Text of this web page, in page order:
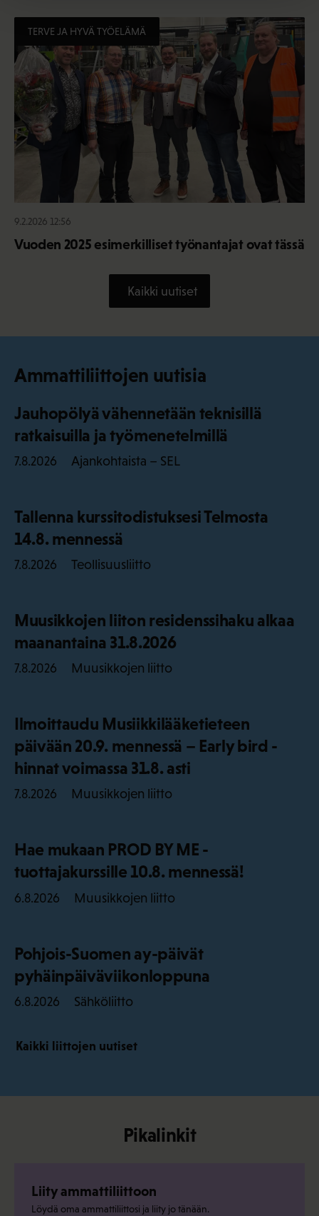
TERVE JA HYVÄ TYÖELÄMÄ
9.2.2026 12:56
Vuoden 2025 esimerkilliset työnantajat ovat tässä
Kaikki uutiset
Ammattiliittojen uutisia
Jauhopölyä vähennetään teknisillä
ratkaisuilla ja työmenetelmillä
7.8.2026 Ajankohtaista – SEL
Tallenna kurssitodistuksesi Telmosta
14.8. mennessä
7.8.2026 Teollisuusliitto
Muusikkojen liiton residenssihaku alkaa
maanantaina 31.8.2026
7.8.2026 Muusikkojen liitto
Ilmoittaudu Musiikkilääketieteen
päivään 20.9. mennessä – Early bird -
hinnat voimassa 31.8. asti
7.8.2026 Muusikkojen liitto
Hae mukaan PROD BY ME -
tuottajakurssille 10.8. mennessä!
6.8.2026 Muusikkojen liitto
Pohjois-Suomen ay-päivät
pyhäinpäiväviikonloppuna
6.8.2026 Sähköliitto
Kaikki liittojen uutiset
Pikalinkit
Liity ammattiliittoon
Löydä oma ammattiliittosi ja liity jo tänään.